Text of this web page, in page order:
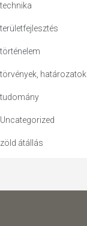
technika
területfejlesztés
történelem
törvények, határozatok
tudomány
Uncategorized
zöld átállás